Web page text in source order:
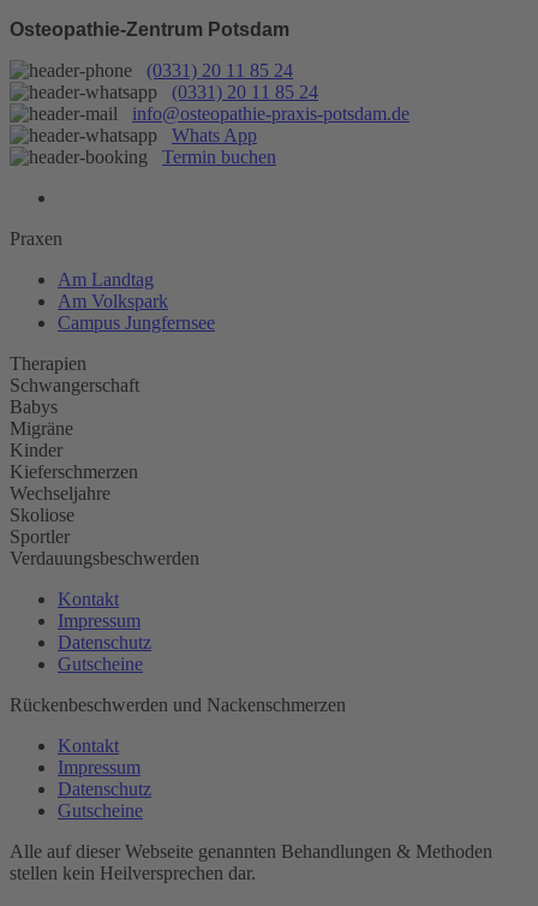
Osteopathie-Zentrum Potsdam
(0331) 20 11 85 24
(0331) 20 11 85 24
info@osteopathie-praxis-potsdam.de
Whats App
Termin buchen
Praxen
Am Landtag
Am Volkspark
Campus Jungfernsee
Therapien
Schwangerschaft
Babys
Migräne
Kinder
Kieferschmerzen
Wechseljahre
Skoliose
Sportler
Verdauungsbeschwerden
Kontakt
Impressum
Datenschutz
Gutscheine
Rückenbeschwerden und Nackenschmerzen
Kontakt
Impressum
Datenschutz
Gutscheine
Alle auf dieser Webseite genannten Behandlungen & Methoden
stellen kein Heilversprechen dar.